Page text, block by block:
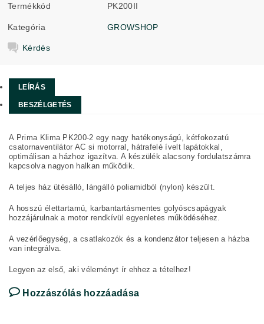
Termékkód PK200II
Kategória GROWSHOP
Kérdés
LEÍRÁS
BESZÉLGETÉS
A Prima Klima PK200-2 egy nagy hatékonyságú, kétfokozatú
csatornaventilátor AC si motorral, hátrafelé ívelt lapátokkal,
optimálisan a házhoz igazítva. A készülék alacsony fordulatszámra
kapcsolva nagyon halkan működik.
A teljes ház ütésálló, lángálló poliamidból (nylon) készült.
A hosszú élettartamú, karbantartásmentes golyóscsapágyak
hozzájárulnak a motor rendkívül egyenletes működéséhez.
A vezérlőegység, a csatlakozók és a kondenzátor teljesen a házba
van integrálva.
Legyen az első, aki véleményt ír ehhez a tételhez!
Hozzászólás hozzáadása